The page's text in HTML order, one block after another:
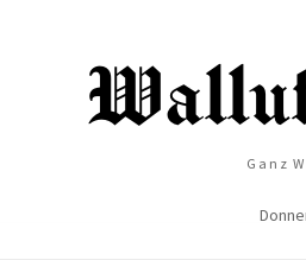
Ganz